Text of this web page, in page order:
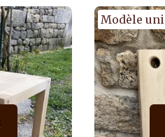
Modèle